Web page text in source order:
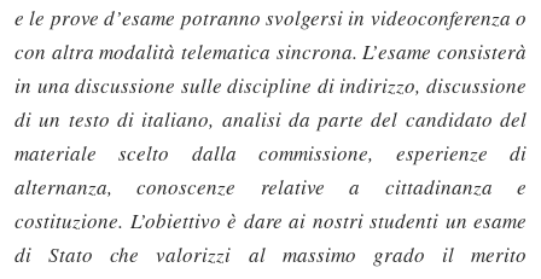
e le prove d’esame potranno svolgersi in videoconferenza o
con altra modalità telematica sincrona. L’esame consisterà
in una discussione sulle discipline di indirizzo, discussione
di un testo di italiano, analisi da parte del candidato del
materiale scelto dalla commissione, esperienze di
alternanza, conoscenze relative a cittadinanza e
costituzione. L’obiettivo è dare ai nostri studenti un esame
di Stato che valorizzi al massimo grado il merito